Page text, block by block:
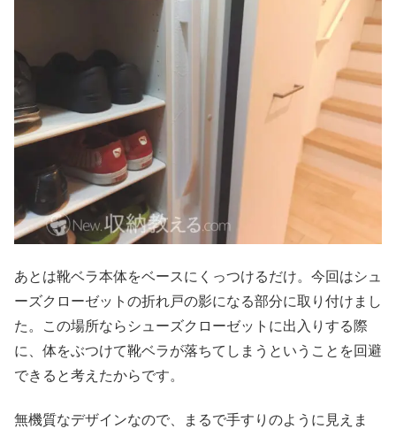
あとは靴ベラ本体をベースにくっつけるだけ。今回はシュ
ーズクローゼットの折れ戸の影になる部分に取り付けまし
た。この場所ならシューズクローゼットに出入りする際
に、体をぶつけて靴ベラが落ちてしまうということを回避
できると考えたからです。
無機質なデザインなので、まるで手すりのように見えま